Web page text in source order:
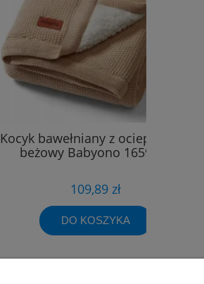
Kocyk bawełniany z ociepleniem
beżowy Babyono 1659/02
109,89 zł
DO KOSZYKA